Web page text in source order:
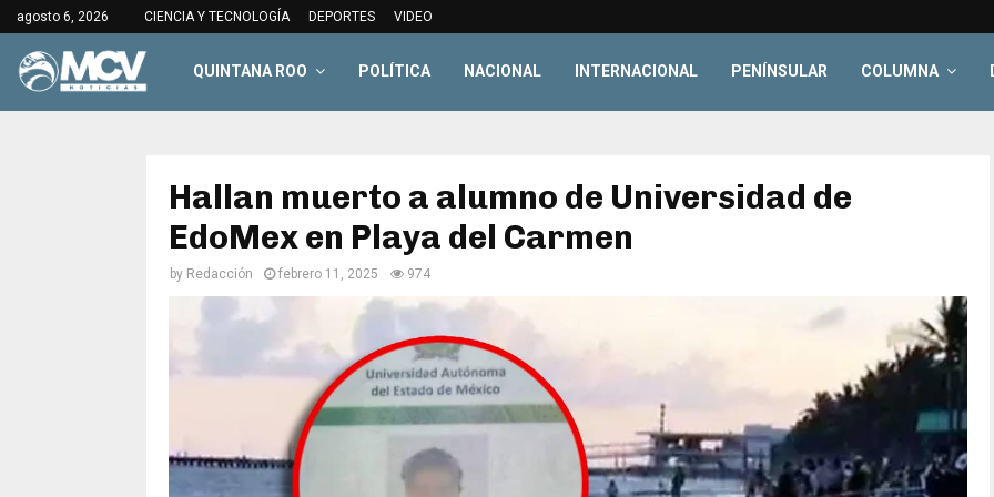
agosto 6, 2026 CIENCIA Y TECNOLOGÍA DEPORTES VIDEO
QUINTANA ROO POLÍTICA NACIONAL INTERNACIONAL PENÍNSULAR COLUMNA
Hallan muerto a alumno de Universidad de
EdoMex en Playa del Carmen
by Redacción febrero 11, 2025 974